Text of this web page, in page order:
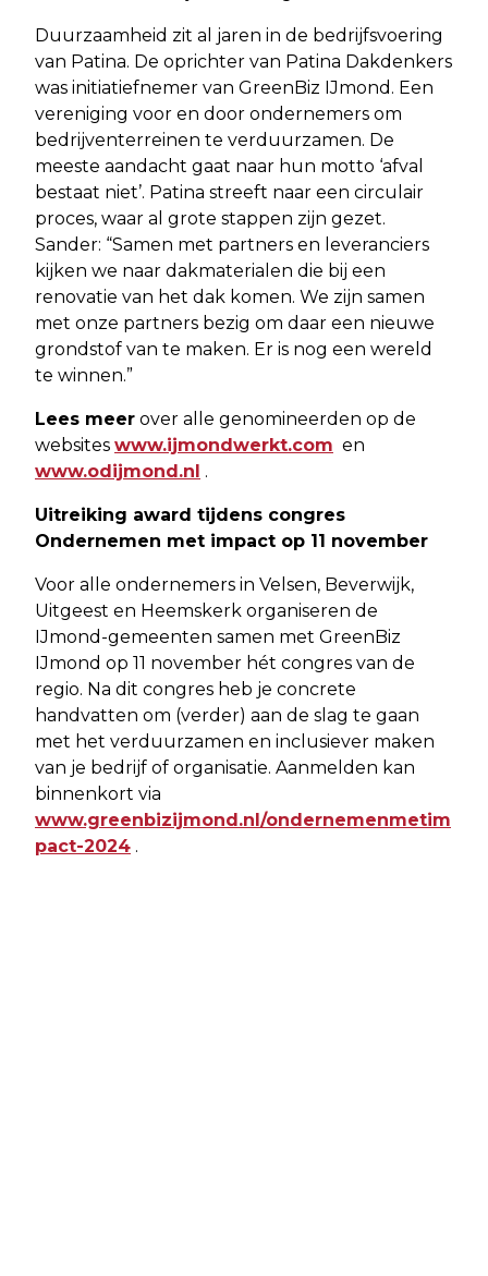
Duurzaamheid zit al jaren in de bedrijfsvoering
van Patina. De oprichter van Patina Dakdenkers
was initiatiefnemer van GreenBiz IJmond. Een
vereniging voor en door ondernemers om
bedrijventerreinen te verduurzamen. De
meeste aandacht gaat naar hun motto ‘afval
bestaat niet’. Patina streeft naar een circulair
proces, waar al grote stappen zijn gezet.
Sander: “Samen met partners en leveranciers
kijken we naar dakmaterialen die bij een
renovatie van het dak komen. We zijn samen
met onze partners bezig om daar een nieuwe
grondstof van te maken. Er is nog een wereld
te winnen.”
Lees meer over alle genomineerden op de
websites www.ijmondwerkt.com en
www.odijmond.nl .
Uitreiking award tijdens congres
Ondernemen met impact op 11 november
Voor alle ondernemers in Velsen, Beverwijk,
Uitgeest en Heemskerk organiseren de
IJmond-gemeenten samen met GreenBiz
IJmond op 11 november hét congres van de
regio. Na dit congres heb je concrete
handvatten om (verder) aan de slag te gaan
met het verduurzamen en inclusiever maken
van je bedrijf of organisatie. Aanmelden kan
binnenkort via
www.greenbizijmond.nl/ondernemenmetim
pact-2024 .